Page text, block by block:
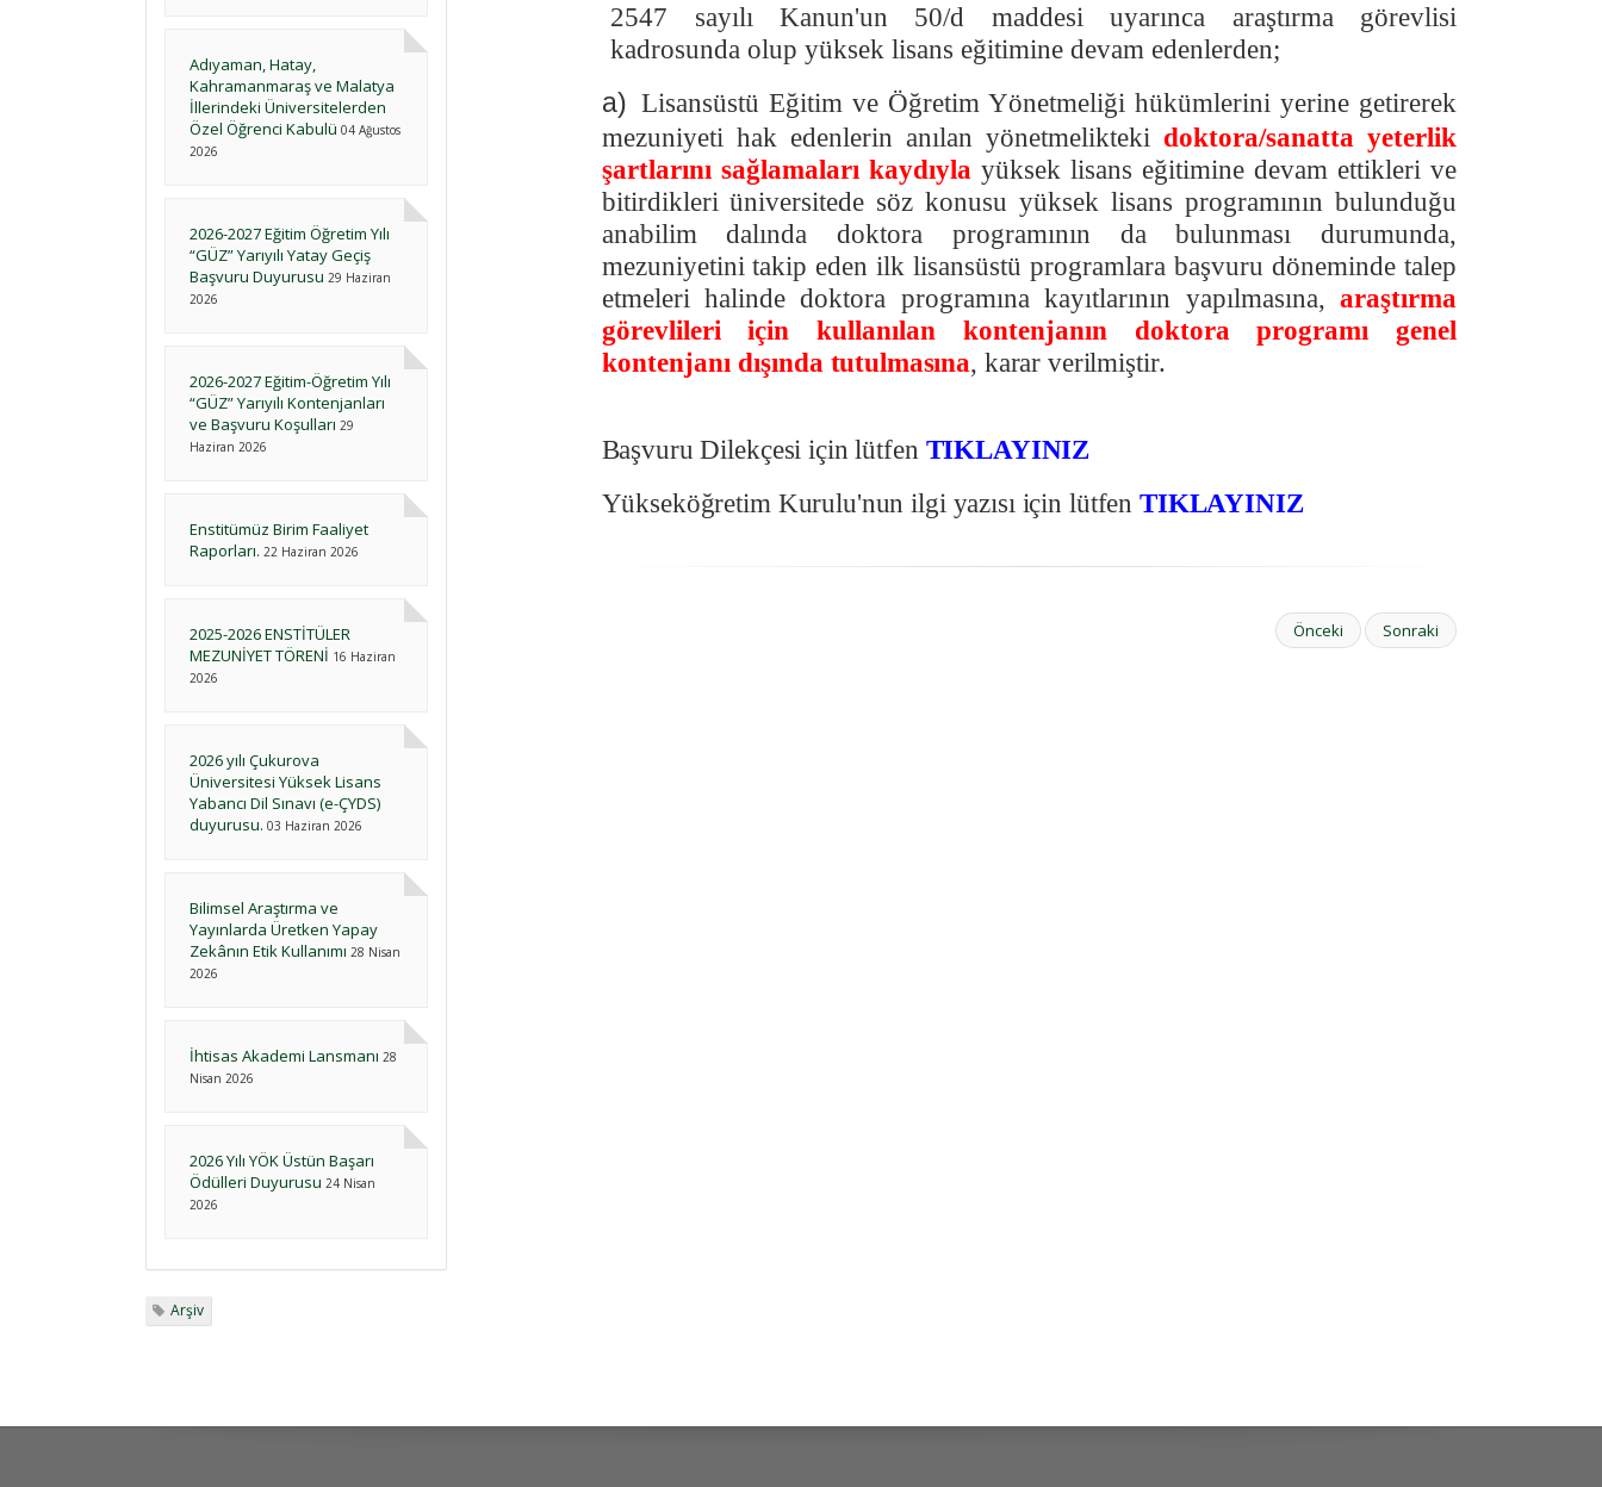
Adıyaman, Hatay,
Kahramanmaraş ve Malatya
İllerindeki Üniversitelerden
Özel Öğrenci Kabulü 04 Ağustos
2026
2026-2027 Eğitim Öğretim Yılı
“GÜZ” Yarıyılı Yatay Geçiş
Başvuru Duyurusu 29 Haziran
2026
2026-2027 Eğitim-Öğretim Yılı
“GÜZ” Yarıyılı Kontenjanları
ve Başvuru Koşulları 29
Haziran 2026
Enstitümüz Birim Faaliyet
Raporları. 22 Haziran 2026
2025-2026 ENSTİTÜLER
MEZUNİYET TÖRENİ 16 Haziran
2026
2026 yılı Çukurova
Üniversitesi Yüksek Lisans
Yabancı Dil Sınavı (e-ÇYDS)
duyurusu. 03 Haziran 2026
Bilimsel Araştırma ve
Yayınlarda Üretken Yapay
Zekânın Etik Kullanımı 28 Nisan
2026
İhtisas Akademi Lansmanı 28
Nisan 2026
2026 Yılı YÖK Üstün Başarı
Ödülleri Duyurusu 24 Nisan
2026
Arşiv
2547 sayılı Kanun'un 50/d maddesi uyarınca araştırma görevlisi
kadrosunda olup yüksek lisans eğitimine devam edenlerden;
a) Lisansüstü Eğitim ve Öğretim Yönetmeliği hükümlerini yerine getirerek
mezuniyeti hak edenlerin anılan yönetmelikteki doktora/sanatta yeterlik
şartlarını sağlamaları kaydıyla yüksek lisans eğitimine devam ettikleri ve
bitirdikleri üniversitede söz konusu yüksek lisans programının bulunduğu
anabilim dalında doktora programının da bulunması durumunda,
mezuniyetini takip eden ilk lisansüstü programlara başvuru döneminde talep
etmeleri halinde doktora programına kayıtlarının yapılmasına, araştırma
görevlileri için kullanılan kontenjanın doktora programı genel
kontenjanı dışında tutulmasına, karar verilmiştir.
Başvuru Dilekçesi için lütfen TIKLAYINIZ
Yükseköğretim Kurulu'nun ilgi yazısı için lütfen TIKLAYINIZ
Önceki Sonraki